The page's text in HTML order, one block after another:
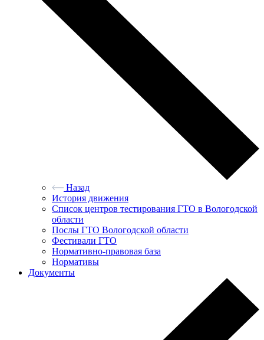
Назад
История движения
Список центров тестирования ГТО в Вологодской
области
Послы ГТО Вологодской области
Фестивали ГТО
Нормативно-правовая база
Нормативы
Документы